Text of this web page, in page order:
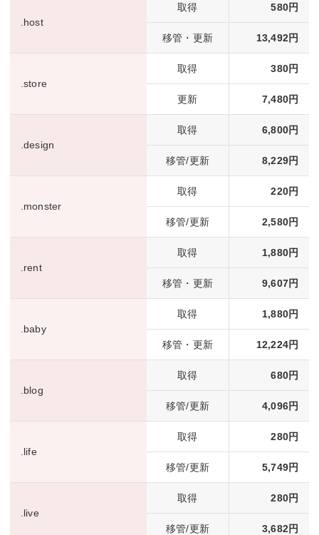
.host
取得 580円
移管・更新 13,492円
.store
取得 380円
更新 7,480円
.design
取得 6,800円
移管/更新 8,229円
.monster
取得 220円
移管/更新 2,580円
.rent
取得 1,880円
移管・更新 9,607円
.baby
取得 1,880円
移管・更新 12,224円
.blog
取得 680円
移管/更新 4,096円
.life
取得 280円
移管/更新 5,749円
.live
取得 280円
移管/更新 3,682円